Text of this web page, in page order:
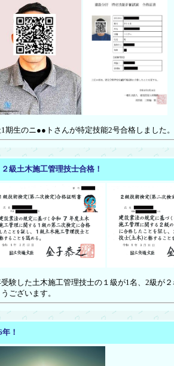
期生のニ●●トさんが特定技能2号合格しました
２級土木施工管理技士合格！
験した土木施工管理技士の１級が1名、2級が
ございます。
！